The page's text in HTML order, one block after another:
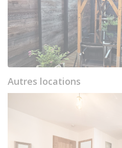
Autres locations